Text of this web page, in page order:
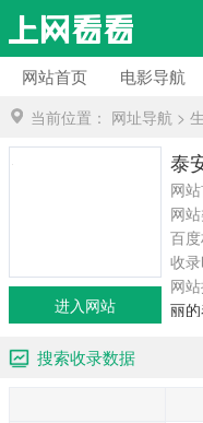
网站首页 电影导航
当前位置： 网址导航 >
泰
网站
网站
百度
收录
网站
丽
进入网站
搜索收录数据